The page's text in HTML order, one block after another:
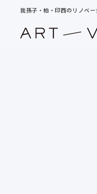
我孫子・柏・印西のリノベ